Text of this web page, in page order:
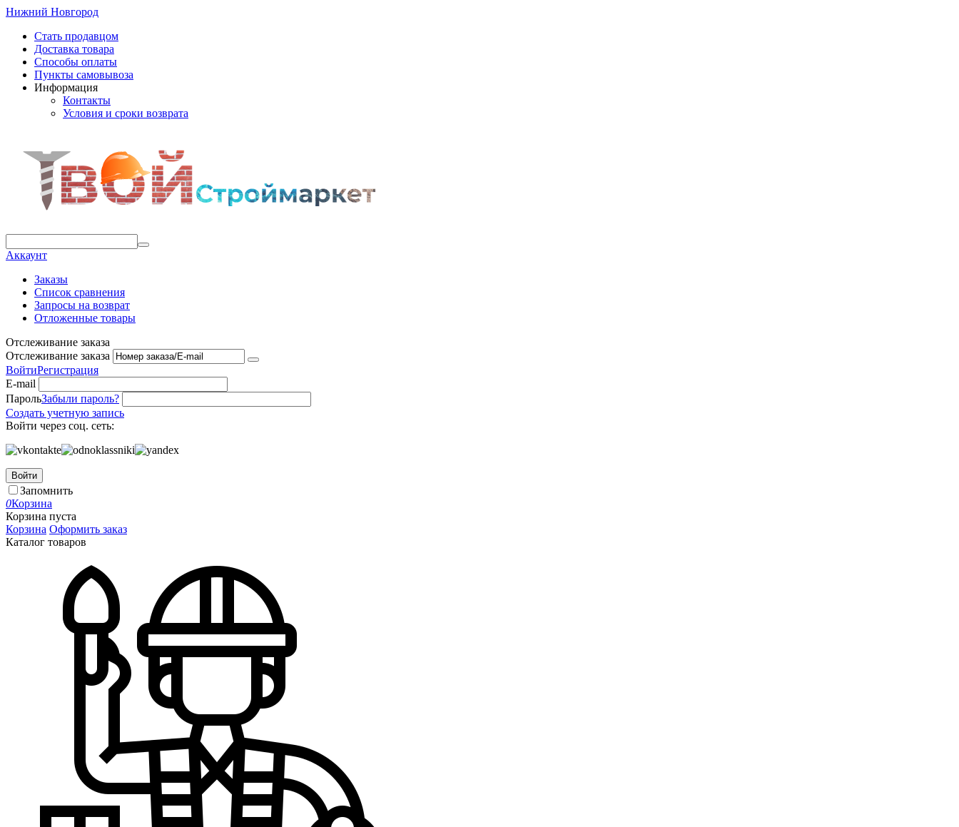
Нижний Новгород
Стать продавцом
Доставка товара
Способы оплаты
Пункты самовывоза
Информация
Контакты
Условия и сроки возврата
Аккаунт
Заказы
Список сравнения
Запросы на возврат
Отложенные товары
Отслеживание заказа
Отслеживание заказа
ВойтиРегистрация
E-mail
ПарольЗабыли пароль?
Создать учетную запись
Войти через соц. сеть:
Войти
Запомнить
0Корзина
Корзина пуста
Корзина Оформить заказ
Каталог товаров